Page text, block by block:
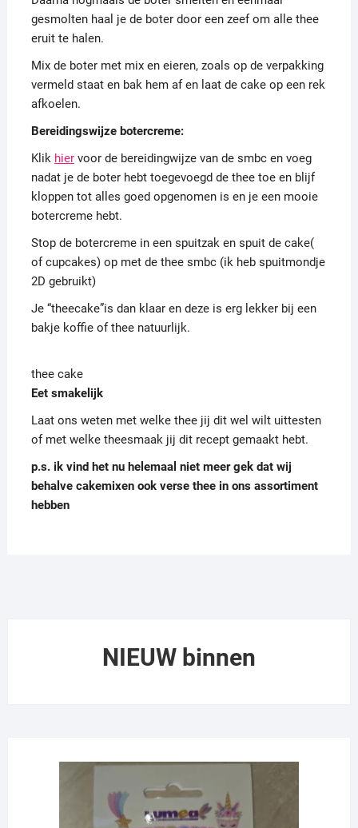
gesmolten haal je de boter door een zeef om alle thee
eruit te halen.
Mix de boter met mix en eieren, zoals op de verpakking
vermeld staat en bak hem af en laat de cake op een rek
afkoelen.
Bereidingswijze botercreme:
Klik hiervoor de bereidingwijze van de smbc en voeg
nadat je de boter hebt toegevoegd de thee toe en blijf
kloppen tot alles goed opgenomen is en je een mooie
botercreme hebt.
Stop de botercreme in een spuitzak en spuit de cake(
of cupcakes) op met de thee smbc (ik heb spuitmondje
2D gebruikt)
Je “theecake”is dan klaar en deze is erg lekker bij een
bakje koffie of thee natuurlijk.
thee cake
Eet smakelijk
Laat ons weten met welke thee jij dit wel wilt uittesten
of met welke theesmaak jij dit recept gemaakt hebt.
p.s. ik vind het nu helemaal niet meer gek dat wij
behalve cakemixen ook verse thee in ons assortiment
hebben
NIEUW binnen